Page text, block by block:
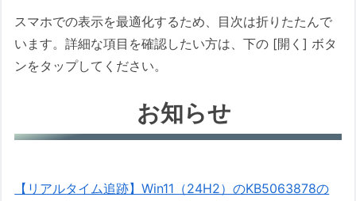
スマホでの表示を最適化するため、目次は折りたたんで
います。詳細な項目を確認したい方は、下の [開く] ボタ
ンをタップしてください。
お知らせ
【リアルタイム追跡】Win11（24H2）のKB5063878の